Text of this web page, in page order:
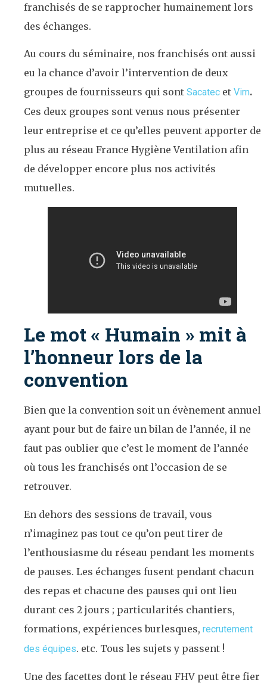
franchisés de se rapprocher humainement lors
des échanges.
Au cours du séminaire, nos franchisés ont aussi
eu la chance d’avoir l’intervention de deux
groupes de fournisseurs qui sont Sacatec et Vim.
Ces deux groupes sont venus nous présenter
leur entreprise et ce qu’elles peuvent apporter de
plus au réseau France Hygiène Ventilation afin
de développer encore plus nos activités
mutuelles.
Le mot « Humain » mit à
l’honneur lors de la
convention
Bien que la convention soit un évènement annuel
ayant pour but de faire un bilan de l’année, il ne
faut pas oublier que c’est le moment de l’année
où tous les franchisés ont l’occasion de se
retrouver.
En dehors des sessions de travail, vous
n’imaginez pas tout ce qu’on peut tirer de
l’enthousiasme du réseau pendant les moments
de pauses. Les échanges fusent pendant chacun
des repas et chacune des pauses qui ont lieu
durant ces 2 jours ; particularités chantiers,
formations, expériences burlesques, recrutement
des équipes. etc. Tous les sujets y passent !
Une des facettes dont le réseau FHV peut être fier